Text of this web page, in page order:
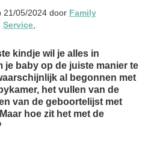
21/05/2024 door Family
Service,
kindje wil je alles in
je baby op de juiste manier te
al begonnen met
het vullen van de
van de geboortelijst met
hoe zit het met de